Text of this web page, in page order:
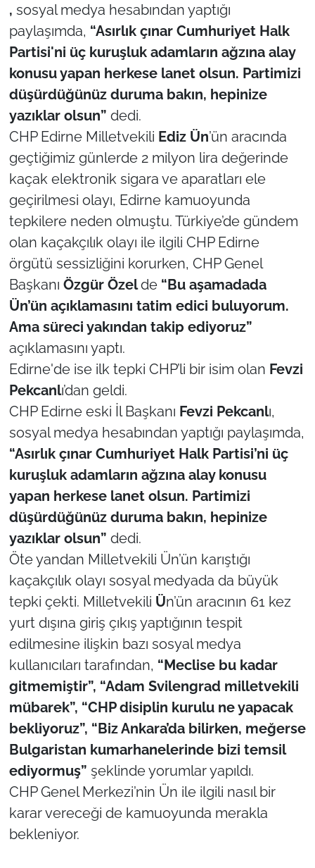
, sosyal medya hesabından yaptığı
paylaşımda, “Asırlık çınar Cumhuriyet Halk
Partisi'ni üç kuruşluk adamların ağzına alay
konusu yapan herkese lanet olsun. Partimizi
düşürdüğünüz duruma bakın, hepinize
yazıklar olsun” dedi.
CHP Edirne Milletvekili Ediz Ün’ün aracında
geçtiğimiz günlerde 2 milyon lira değerinde
kaçak elektronik sigara ve aparatları ele
geçirilmesi olayı, Edirne kamuoyunda
tepkilere neden olmuştu. Türkiye’de gündem
olan kaçakçılık olayı ile ilgili CHP Edirne
örgütü sessizliğini korurken, CHP Genel
Başkanı Özgür Özelde “Bu aşamadada
Ün’ün açıklamasını tatim edici buluyorum.
Ama süreci yakından takip ediyoruz”
açıklamasını yaptı.
Edirne'de ise ilk tepki CHP’li bir isim olan Fevzi
Pekcanlı’dan geldi.
CHP Edirne eski İl Başkanı Fevzi Pekcanlı,
sosyal medya hesabından yaptığı paylaşımda,
“Asırlık çınar Cumhuriyet Halk Partisi’ni üç
kuruşluk adamların ağzına alay konusu
yapan herkese lanet olsun. Partimizi
düşürdüğünüz duruma bakın, hepinize
yazıklar olsun” dedi.
Öte yandan Milletvekili Ün’ün karıştığı
kaçakçılık olayı sosyal medyada da büyük
tepki çekti. Milletvekili Ün’ün aracının 61 kez
yurt dışına giriş çıkış yaptığının tespit
edilmesine ilişkin bazı sosyal medya
kullanıcıları tarafından, “Meclise bu kadar
gitmemiştir”, “Adam Svilengrad milletvekili
mübarek”, “CHP disiplin kurulu ne yapacak
bekliyoruz”, “Biz Ankara’da bilirken, meğerse
Bulgaristan kumarhanelerinde bizi temsil
ediyormuş” şeklinde yorumlar yapıldı.
CHP Genel Merkezi’nin Ün ile ilgili nasıl bir
karar vereceği de kamuoyunda merakla
bekleniyor.
Güvenlik
Politika
Flaş Haber
Dış Haberler
Magazin
İş Dünyası
Bilim Teknoloji
English News
Canlı Maç
Finans
Gündem-Eğitim